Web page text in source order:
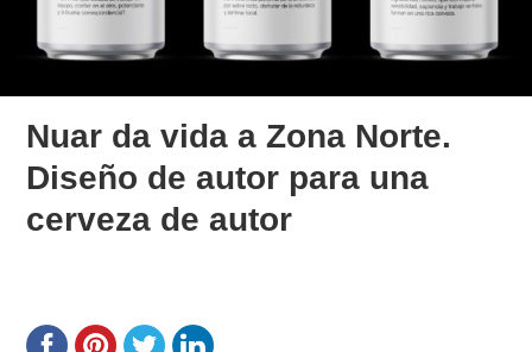
Nuar da vida a Zona Norte.
Diseño de autor para una
cerveza de autor